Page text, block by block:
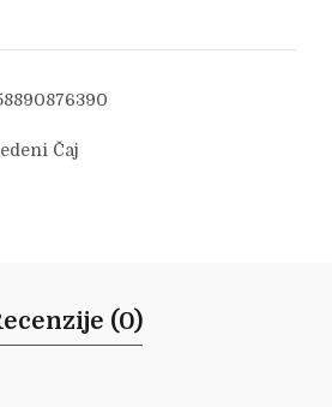
Čaj
(0)